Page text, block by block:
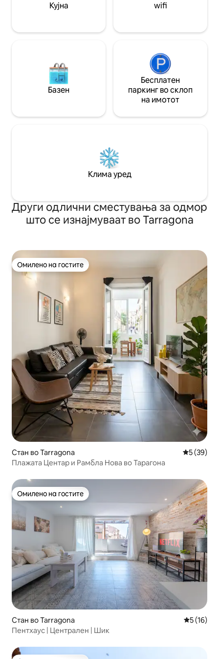
и микробранова печка. Има чинии,
јадење за сите гости. Сите простории
сите простории. Во нашето
сместување ќе ги најдете сите
потребни услуги за вашиот престој. -
спални соби со вклучена постелнина,
закачалки во секоја соба. - бања со
простории. - Бесплатен Wi-Fi. -
телевизор во дневната соба со
интегрирани Netflix, Prime Video,
Кујна wifi
Базен
Бесплатен
паркинг во склоп
на имотот
Клима уред
Други одлични сместувања за одмор
што се изнајмуваат во Tarragona
Омилено на гостите
Омилено на гостите
Стан во Tarragona Просечна
5 (39)
Плажата Центар и Рамбла Нова во Тарагона
Омилено на гостите
Омилено на гостите
Стан во Tarragona Просечна
5 (16)
Пентхаус | Централен | Шик